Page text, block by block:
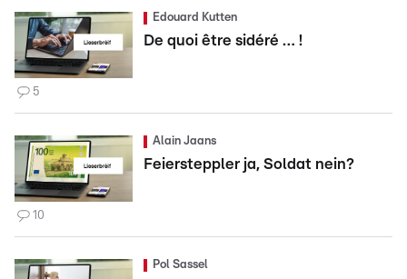
Edouard Kutten
De quoi être sidéré … !
5
Alain Jaans
Feiersteppler ja, Soldat nein?
10
Pol Sassel